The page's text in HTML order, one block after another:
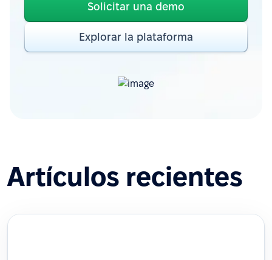
Solicitar una demo
Explorar la plataforma
Artículos recientes